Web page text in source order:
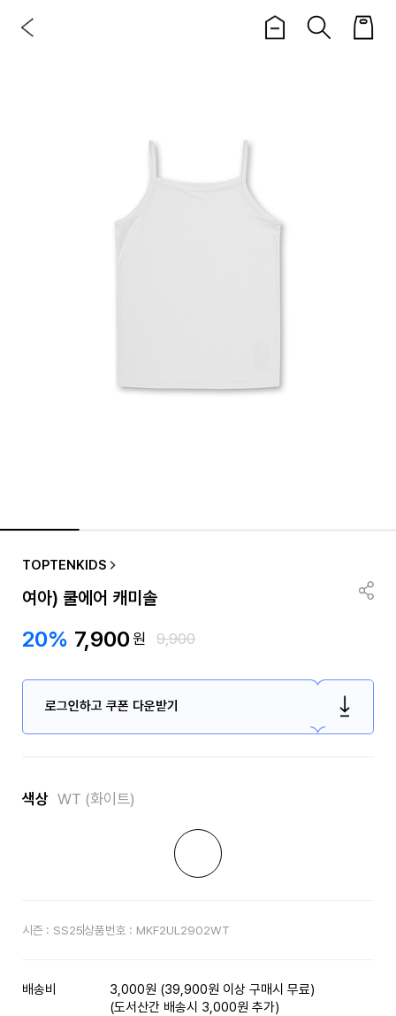
TOPTENKIDS
여아) 쿨에어 캐미솔
20% 7,900원 9,900
로그인하고 쿠폰 다운받기
색상 WT (화이트)
시즌 : SS25상품번호 : MKF2UL2902WT
배송비
3,000원 (39,900원 이상 구매시 무료)
(도서산간 배송시 3,000원 추가)